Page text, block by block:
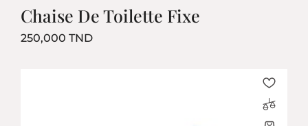
Chaise De Toilette Fixe
250,000 TNDPrix